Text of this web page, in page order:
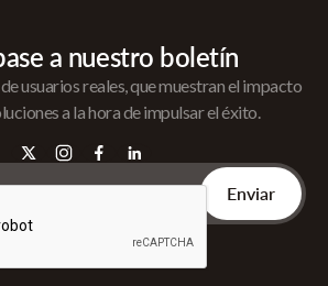
a nuestro boletín
usuarios reales, que muestran el impacto
a la hora de impulsar el éxito.